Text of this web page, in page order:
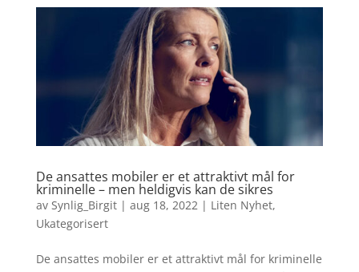
De ansattes mobiler er et attraktivt mål for
kriminelle – men heldigvis kan de sikres
av Synlig_Birgit| aug 18, 2022| Liten Nyhet,
Ukategorisert
De ansattes mobiler er et attraktivt mål for kriminelle